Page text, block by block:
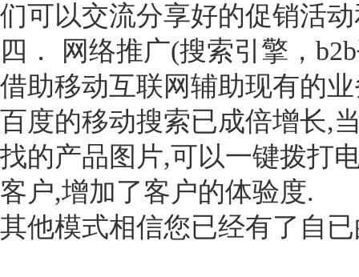
们可以交流分享好的促销活
四． 网络推广(搜索引擎，
借助移动互联网辅助现有的
百度的移动搜索已成倍增长,
找的产品图片,可以一键拨打
客户,增加了客户的体验度.
其他模式相信您已经有了自